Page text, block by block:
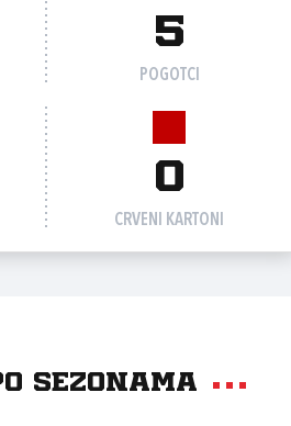
5
POGOTCI
0
CRVENI KARTONI
sezonama